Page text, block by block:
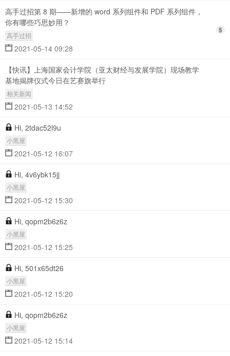
高手过招第 8 期——新增的 word 系列组件和 PDF 系列组件，
你有哪些巧思妙用？
高手过招
2021-05-14 09:28
5
【快讯】上海国家会计学院（亚太财经与发展学院）现场教学
基地揭牌仪式今日在艺赛旗举行
相关新闻
2021-05-13 14:52
Hi, 2tdac52l9u
小黑屋
2021-05-12 16:07
Hi, 4v6ybk15jj
小黑屋
2021-05-12 15:30
Hi, qopm2b6z6z
小黑屋
2021-05-12 15:25
Hi, 501x65dt26
小黑屋
2021-05-12 15:20
Hi, qopm2b6z6z
小黑屋
2021-05-12 15:14